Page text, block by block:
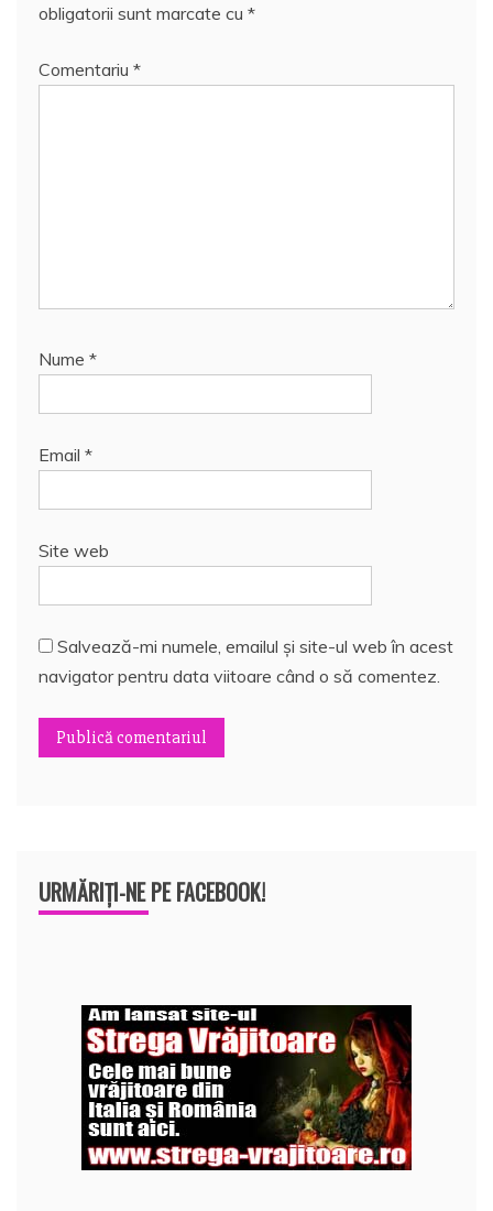
obligatorii sunt marcate cu *
Comentariu *
Nume *
Email *
Site web
Salvează-mi numele, emailul și site-ul web în acest
navigator pentru data viitoare când o să comentez.
URMĂRIȚI-NE PE FACEBOOK!